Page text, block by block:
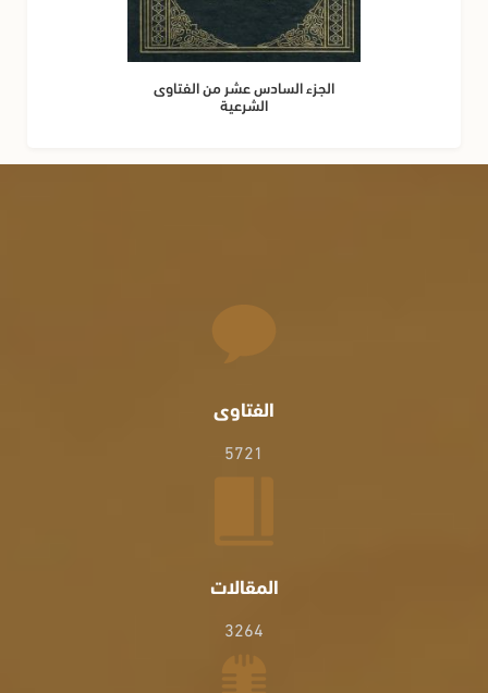
الجزء السادس عشر من الفتاوى
الشرعية
الفتاوى
5721
المقالات
3264